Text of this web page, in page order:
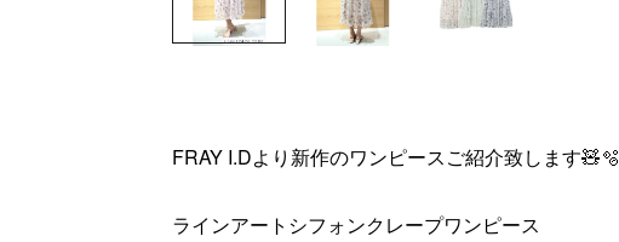
FRAY I.Dより新作のワンピースご紹介致します🧸🫧
ラインアートシフォンクレープワンピース